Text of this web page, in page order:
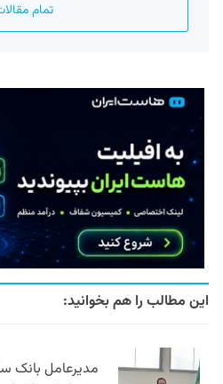
تمام
این مطالب را هم بخوانید:
مدیرعامل بانک